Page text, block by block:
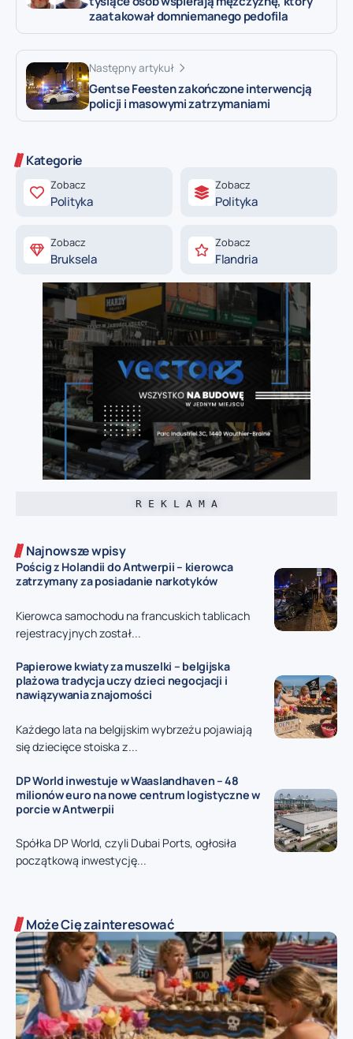
zaatakował domniemanego pedofila
Następny artykuł
Gentse Feesten zakończone interwencją
policji i masowymi zatrzymaniami
Kategorie
Zobacz
Polityka
Zobacz
Polityka
Zobacz
Bruksela
Zobacz
Flandria
R E K L A M A
Najnowsze wpisy
Pościg z Holandii do Antwerpii – kierowca
zatrzymany za posiadanie narkotyków
Kierowca samochodu na francuskich tablicach
rejestracyjnych został...
Papierowe kwiaty za muszelki – belgijska
plażowa tradycja uczy dzieci negocjacji i
nawiązywania znajomości
Każdego lata na belgijskim wybrzeżu pojawiają
się dziecięce stoiska z...
DP World inwestuje w Waaslandhaven – 48
milionów euro na nowe centrum logistyczne w
porcie w Antwerpii
Spółka DP World, czyli Dubai Ports, ogłosiła
początkową inwestycję...
Może Cię zainteresować